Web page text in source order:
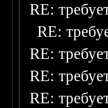
RE:
RE:
RE:
RE:
RE: